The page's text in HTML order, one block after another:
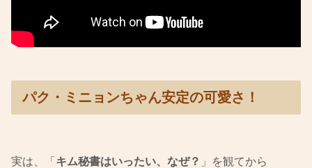
パク・ミニョンちゃん安定の可愛さ！
実は、「 キム秘書はいったい、なぜ？ 」を観てから